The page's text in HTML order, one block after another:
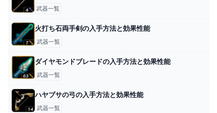
武器一覧
火打ち石両手剣の入手方法と効果性能
武器一覧
ダイヤモンドブレードの入手方法と効果性能
武器一覧
ハヤブサの弓の入手方法と効果性能
武器一覧